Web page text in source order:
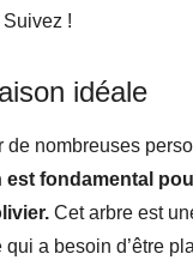
Suivez !
idéale
de nombreuses
est fondamental
Cet arbre est
a besoin d’être